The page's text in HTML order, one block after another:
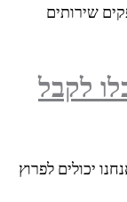
שירותים
לקבל
יכולים לפרוץ